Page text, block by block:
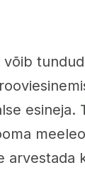
esineja.
arvestada